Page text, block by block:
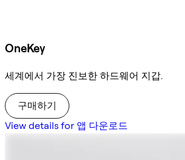
OneKey
세계에서 가장 진보한 하드웨어 지갑.
구매하기
View details for 앱 다운로드